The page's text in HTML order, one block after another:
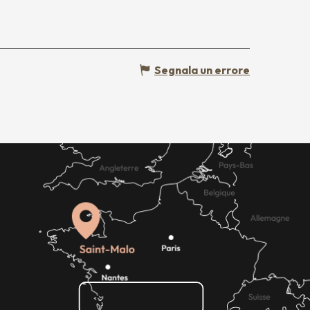
Segnala un errore
Come ci si arriva?